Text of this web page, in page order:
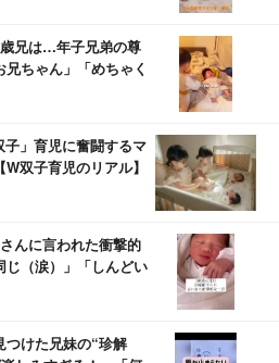
歳兄は…年子兄弟の尊
ちゃん」「めちゃく
」育児に奮闘するマ
双子育児のリアル】
んに言われた衝撃的
（涙）」「しんどい
つけた兄妹の“珍解